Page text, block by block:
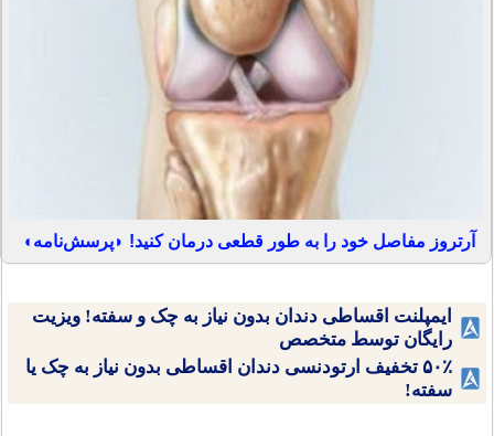
آرتروز مفاصل خود را به طور قطعی درمان کنید! ◗پرسش‌نامه◖
ایمپلنت اقساطی دندان بدون نیاز به چک و سفته! ویزیت
رایگان توسط متخصص
۵۰٪ تخفیف ارتودنسی دندان اقساطی بدون نیاز به چک یا
سفته!